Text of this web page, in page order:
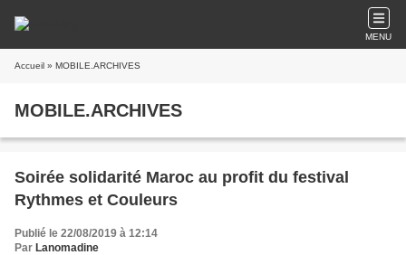
MENU
Accueil » MOBILE.ARCHIVES
MOBILE.ARCHIVES
Soirée solidarité Maroc au profit du festival
Rythmes et Couleurs
Publié le 22/08/2019 à 12:14
Par Lanomadine